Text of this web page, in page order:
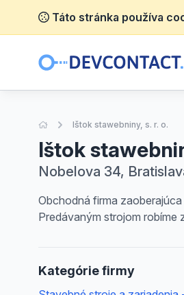
Táto stránka používa
Úvodná stránka
Ištok stawebniny, s. r. o.
Ištok
Nobelova 34,
Obchodná firma
Predávaným strojom robíme
Kategórie firmy